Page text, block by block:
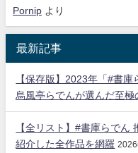
Pornip より
最新記事
【保存版】2023年「#書
烏風亭らでんが選んだ至極
【全リスト】#書庫らでん
紹介した全作品を網羅 2026